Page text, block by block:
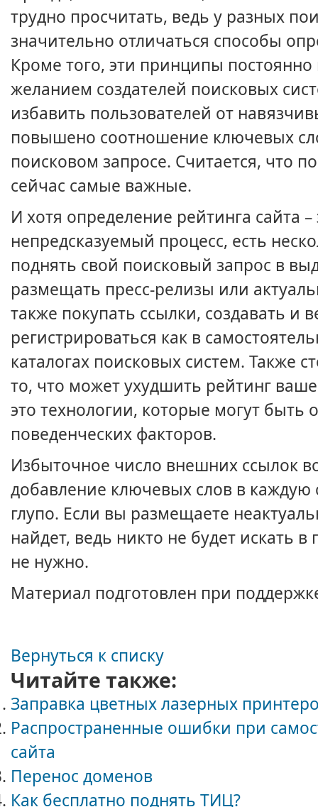
трудно просчитать, ведь у разных
значительно отличаться способы
Кроме того, эти принципы постоянно
желанием создателей поисковых
избавить пользователей от
повышено соотношение ключевых
поисковом запросе. Считается, что
сейчас самые важные.
И хотя определение рейтинга сайта
непредсказуемый процесс, есть
поднять свой поисковый запрос в
размещать пресс-релизы или
также покупать ссылки, создавать и
регистрироваться как в
каталогах поисковых систем. Также
то, что может ухудшить рейтинг
это технологии, которые могут быть
поведенческих факторов.
Избыточное число внешних ссылок
добавление ключевых слов в каждую
глупо. Если вы размещаете
найдет, ведь никто не будет искать
не нужно.
Материал подготовлен при
Вернуться к списку
Читайте также:
Заправка цветных лазерных
Распространенные ошибки при
сайта
Перенос доменов
Как бесплатно поднять ТИЦ?